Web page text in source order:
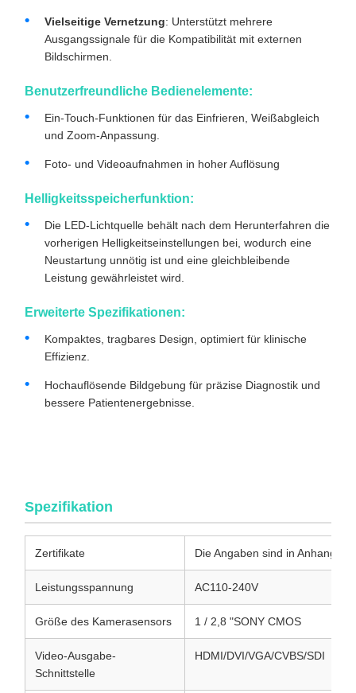
Vielseitige Vernetzung: Unterstützt mehrere
Ausgangssignale für die Kompatibilität mit externen
Bildschirmen.
Benutzerfreundliche Bedienelemente:
Ein-Touch-Funktionen für das Einfrieren, Weißabgleich
und Zoom-Anpassung.
Foto- und Videoaufnahmen in hoher Auflösung
Helligkeitsspeicherfunktion:
Die LED-Lichtquelle behält nach dem Herunterfahren die
vorherigen Helligkeitseinstellungen bei, wodurch eine
Neustartung unnötig ist und eine gleichbleibende
Leistung gewährleistet wird.
Erweiterte Spezifikationen:
Kompaktes, tragbares Design, optimiert für klinische
Effizienz.
Hochauflösende Bildgebung für präzise Diagnostik und
bessere Patientenergebnisse.
Spezifikation
Zertifikate Die Angaben sind in Anhang I
Leistungsspannung AC110-240V
Größe des Kamerasensors 1 / 2,8 "SONY CMOS
Video-Ausgabe-
Schnittstelle
HDMI/DVI/VGA/CVBS/SDI